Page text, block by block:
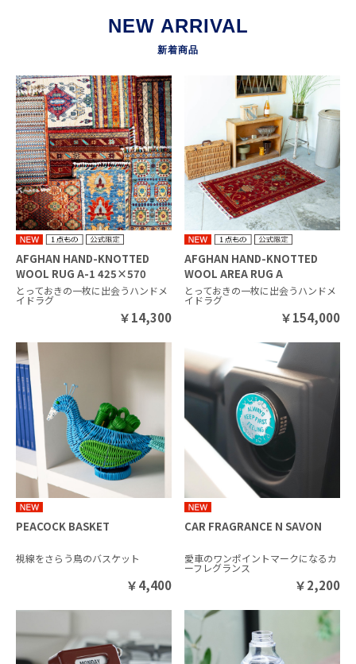
NEW ARRIVAL
新着商品
AFGHAN HAND-KNOTTED
WOOL RUG A-1 425×570
とっておきの一枚に出会うハンドメ
イドラグ
￥14,300
AFGHAN HAND-KNOTTED
WOOL AREA RUG A
810×1330
とっておきの一枚に出会うハンドメ
イドラグ
￥154,000
PEACOCK BASKET
視線をさらう鳥のバスケット
￥4,400
CAR FRAGRANCE N SAVON
愛車のワンポイントマークになるカ
ーフレグランス
￥2,200